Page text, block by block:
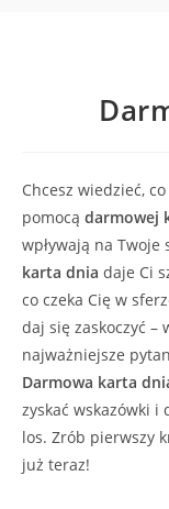
Chcesz wiedzieć,
pomocą darmowej
wpływają na
karta dnia daje Ci
co czeka Cię w
daj się zaskoczyć –
najważniejsze
Darmowa karta
zyskać wskazówki i
los. Zrób pierwszy
już teraz!